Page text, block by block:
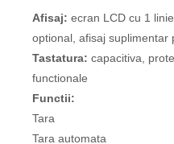
Afisaj: ecran LCD cu 1
optional, afisaj suplimentar
Tastatura: capacitiva,
functionale
Functii:
Tara
Tara automata